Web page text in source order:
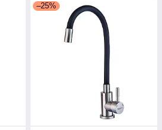
–25%